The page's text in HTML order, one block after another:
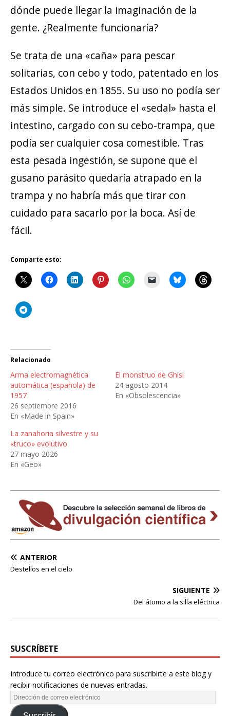
dónde puede llegar la imaginación de la
gente. ¿Realmente funcionaría?
Se trata de una «caña» para pescar
solitarias, con cebo y todo, patentado en los
Estados Unidos en 1855. Su uso no podía ser
más simple. Se introduce el «sedal» hasta el
intestino, cargado con su cebo-trampa, que
podía ser cualquier cosa comestible. Tras
esta pesada ingestión, se supone que el
gusano parásito quedaría atrapado en la
trampa y no habría más que tirar con
cuidado para sacarlo por la boca. Así de
fácil.
Comparte esto:
Relacionado
Arma electromagnética
automática (española) de
1957
26 septiembre 2016
En «Made in Spain»
El monstruo de Ghisi
24 agosto 2014
En «Obsolescencia»
La zanahoria silvestre y su
«truco» evolutivo
27 mayo 2026
En «Geo»
ANTERIOR
Destellos en el cielo
SIGUIENTE
Del átomo a la silla eléctrica
SUSCRÍBETE
Introduce tu correo electrónico para suscribirte a este blog y
recibir notificaciones de nuevas entradas.